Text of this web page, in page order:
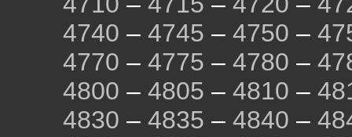
4740 – 4745 – 4750 –
4770 – 4775 – 4780 –
4800 – 4805 – 4810 –
4830 – 4835 – 4840 –